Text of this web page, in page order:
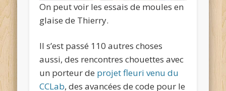
On peut voir les essais de moules en
glaise de Thierry.
Il s’est passé 110 autres choses
aussi, des rencontres chouettes avec
un porteur de projet fleuri venu du
CCLab, des avancées de code pour le